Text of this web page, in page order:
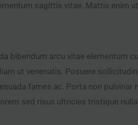
sagittis vitae. Mattis enim
bibendum arcu vitae elementum
ut venenatis. Posuere
fames ac. Porta non pulvinar
sed risus ultricies tristique